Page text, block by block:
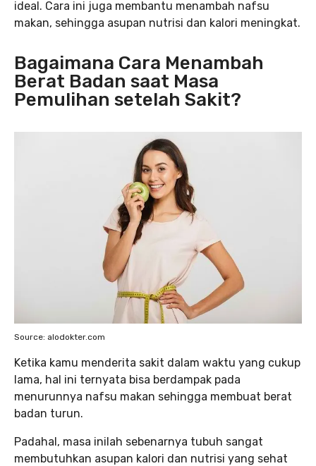
ideal. Cara ini juga membantu menambah nafsu
makan, sehingga asupan nutrisi dan kalori meningkat.
Bagaimana Cara Menambah
Berat Badan saat Masa
Pemulihan setelah Sakit?
Source: alodokter.com
Ketika kamu menderita sakit dalam waktu yang cukup
lama, hal ini ternyata bisa berdampak pada
menurunnya nafsu makan sehingga membuat berat
badan turun.
Padahal, masa inilah sebenarnya tubuh sangat
membutuhkan asupan kalori dan nutrisi yang sehat